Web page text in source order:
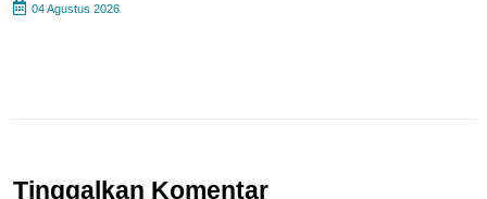
04 Agustus 2026
Tinggalkan Komentar